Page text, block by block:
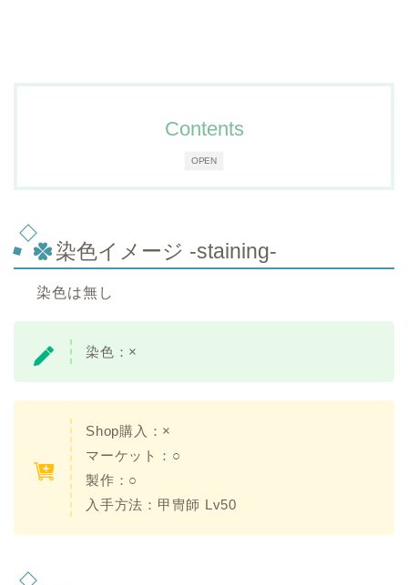
OPEN
Contents
染色イメージ -staining-
染色は無し
染色： ×
Shop購入：×
マーケット：○
製作：○
入手方法： 甲冑師 Lv50